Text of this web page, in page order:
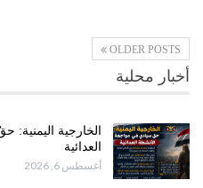
OLDER POSTS
أخبار محلية
الخارجية
العدائية
أغسطس 6, 2026